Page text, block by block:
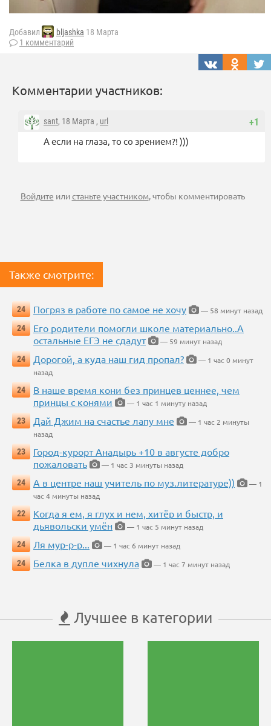
Добавил bljashka 18 Марта
1 комментарий
Комментарии участников:
+1
sant, 18 Марта , url
А если на глаза, то со зрением?! )))
Войдите илистаньте участником, чтобы комментировать
Также смотрите:
24 Погряз в работе по самое не хочу
— 58 минут назад
24
Его родители помогли школе материально..А
остальные ЕГЭ не сдадут
— 59 минут назад
24
Дорогой, а куда наш гид пропал?
— 1 час 0 минут
назад
24
В наше время кони без принцев ценнее, чем
принцы с конями
— 1 час 1 минуту назад
23
Дай Джим на счастье лапу мне
— 1 час 2 минуты
назад
23
Город-курорт Анадырь +10 в августе добро
пожаловать
— 1 час 3 минуты назад
24
А в центре наш учитель по муз.литературе))
— 1
час 4 минуты назад
22
Когда я ем, я глух и нем, хитёр и быстр, и
дьявольски умён
— 1 час 5 минут назад
24
Ля мур-р-р...
— 1 час 6 минут назад
24
Белка в дупле чихнула — 1 час 7 минут назад
Лучшее в категории